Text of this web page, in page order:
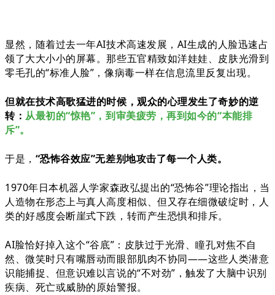
显然，随着过去一年AI技术高速发展，AI生成的人脸迅速占
领了大大小小的屏幕。那些五官精致如洋娃娃、皮肤光滑到
零毛孔的“标准人脸”，像病毒一样在信息流里反复出现。
但就在技术高歌猛进的时候，观众的心理发生了奇妙的逆
转： 从最初的“惊艳”，到审美疲劳，再到如今的“本能排
斥”。
于是， “恐怖谷效应”无差别地攻击了每一个人类。
1970年日本机器人学家森政弘提出的“恐怖谷”理论指出，当
人造物在形态上与真人高度相似、但又存在细微破绽时，人
类的好感度会断崖式下跌，转而产生恐惧和排斥。
AI脸恰好掉入这个“谷底”：皮肤过于光滑、瞳孔对焦不自
然、微笑时只有嘴唇动而眼部肌肉不协同——这些人类潜意
识能捕捉、但意识难以言说的“不对劲”，触发了大脑中识别
疾病、死亡或威胁的原始警报。